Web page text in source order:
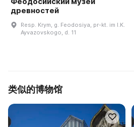
древностей
Resp. Krym, g. Feodosiya, pr-kt. im I.K.
Ayvazovskogo, d. 11
类似的博物馆